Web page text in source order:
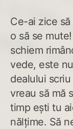
Ce-ai zice
o să se
schiem
vede, este
dealului
vreau să mă
timp ești tu
nălțime. Să